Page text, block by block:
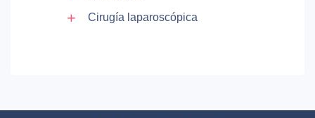
Cirugía laparoscópica